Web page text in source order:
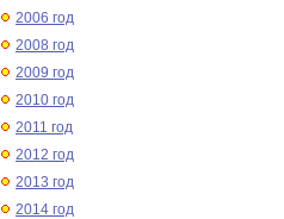
2006 год
2008 год
2009 год
2010 год
2011 год
2012 год
2013 год
2014 год